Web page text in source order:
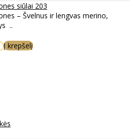
siūlai 203
– Švelnus ir lengvas merino,
..
Į krepšelį